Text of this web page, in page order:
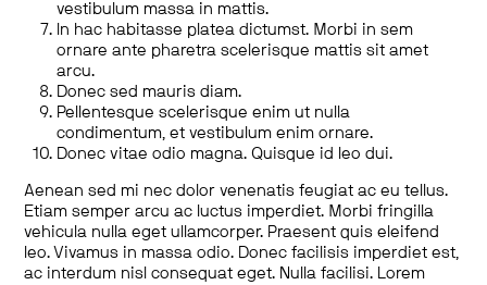
vestibulum massa in mattis.
In hac habitasse platea dictumst. Morbi in sem
ornare ante pharetra scelerisque mattis sit amet
arcu.
Donec sed mauris diam.
Pellentesque scelerisque enim ut nulla
condimentum, et vestibulum enim ornare.
Donec vitae odio magna. Quisque id leo dui.
Aenean sed mi nec dolor venenatis feugiat ac eu tellus.
Etiam semper arcu ac luctus imperdiet. Morbi fringilla
vehicula nulla eget ullamcorper. Praesent quis eleifend
leo. Vivamus in massa odio. Donec facilisis imperdiet est,
ac interdum nisl consequat eget. Nulla facilisi. Lorem